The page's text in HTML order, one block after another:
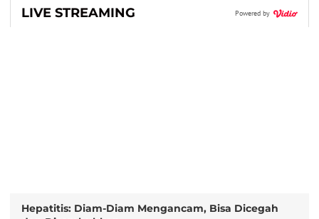
LIVE STREAMING Powered by
Hepatitis: Diam-Diam Mengancam, Bisa Dicegah